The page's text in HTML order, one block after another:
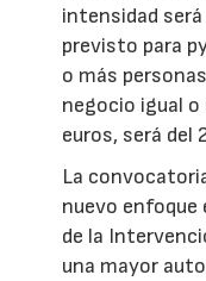
intensidad
previsto para
o más
negocio igual
euros, será del
La
nuevo enfoque
de la
una mayor